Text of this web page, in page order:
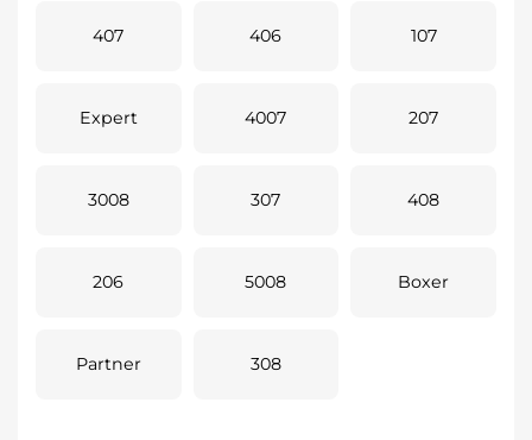
407 406 107
Expert 4007 207
3008 307 408
206 5008 Boxer
Partner 308